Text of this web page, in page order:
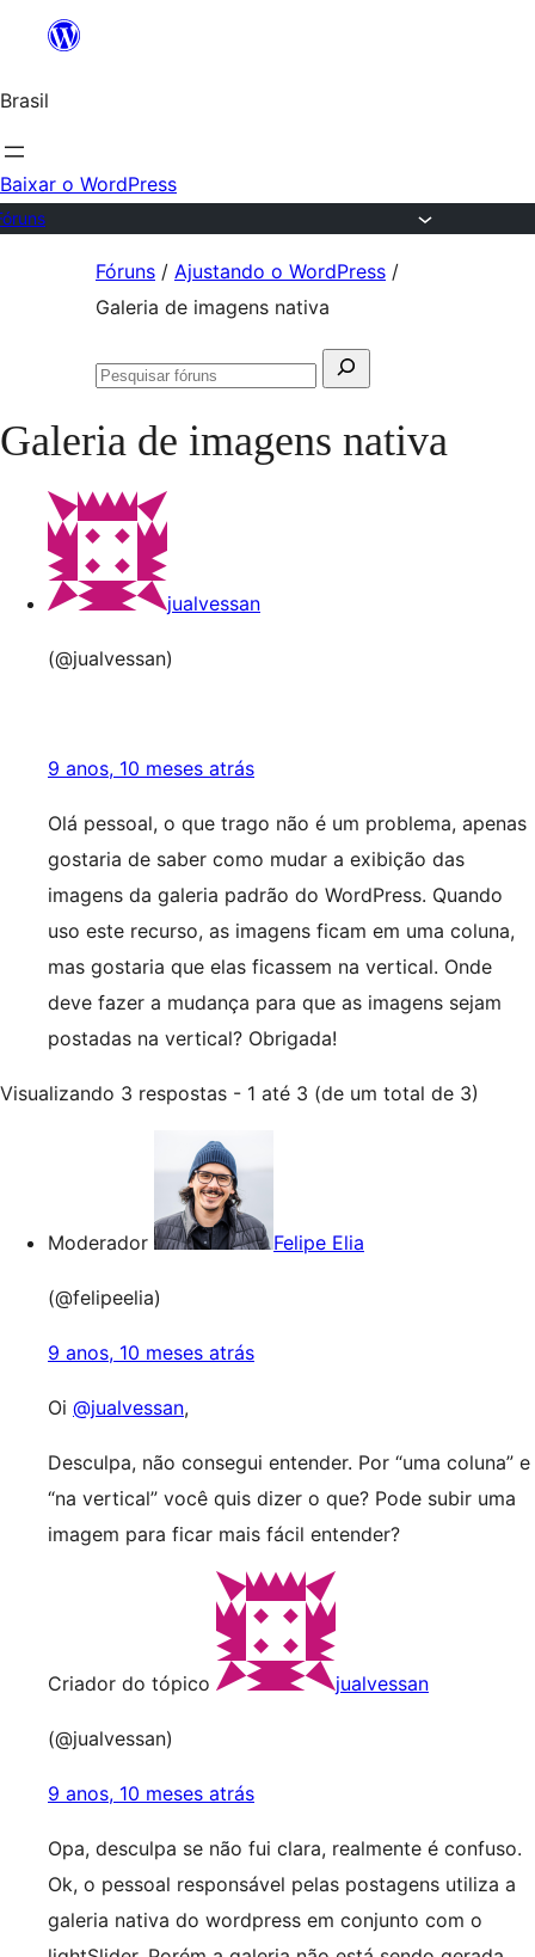
o
conteúdo
Brasil
Baixar o WordPress
Fóruns / Ajustando o WordPress /
Galeria de imagens nativa
Pesquisar
Pesquisar
Galeria de imagens nativa
jualvessan
(@jualvessan)
9 anos, 10 meses atrás
Olá pessoal, o que trago não é um problema, apenas
gostaria de saber como mudar a exibição das
imagens da galeria padrão do WordPress. Quando
uso este recurso, as imagens ficam em uma coluna,
mas gostaria que elas ficassem na vertical. Onde
deve fazer a mudança para que as imagens sejam
postadas na vertical? Obrigada!
Visualizando 3 respostas - 1 até 3 (de um total de 3)
Moderador Felipe Elia
(@felipeelia)
9 anos, 10 meses atrás
Oi @jualvessan,
Desculpa, não consegui entender. Por “uma coluna” e
“na vertical” você quis dizer o que? Pode subir uma
imagem para ficar mais fácil entender?
Criador do tópico jualvessan
(@jualvessan)
9 anos, 10 meses atrás
Opa, desculpa se não fui clara, realmente é confuso.
Ok, o pessoal responsável pelas postagens utiliza a
galeria nativa do wordpress em conjunto com o